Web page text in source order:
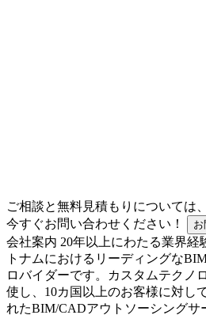
ご相談と無料見積もりについては、
今すぐお問い合わせください！
会社案内 20年以上にわたる業界経
トナムにおけるリーディングな
ロバイダーです。カスタムテクノ
使し、10カ国以上のお客様に対し
れたBIM/CADアウトソーシングサ